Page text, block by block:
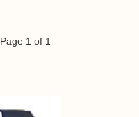
Page 1 of 1